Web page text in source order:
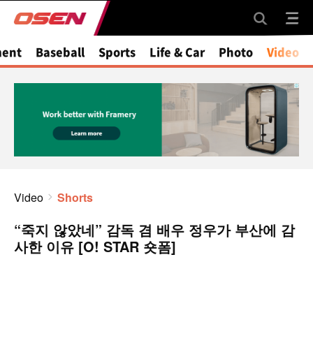
Baseball Sports Life & Car Photo Video
Video Shorts
“죽지 않았네” 감독 겸 배우 정우가 부산에 감
사한 이유 [O! STAR 숏폼]